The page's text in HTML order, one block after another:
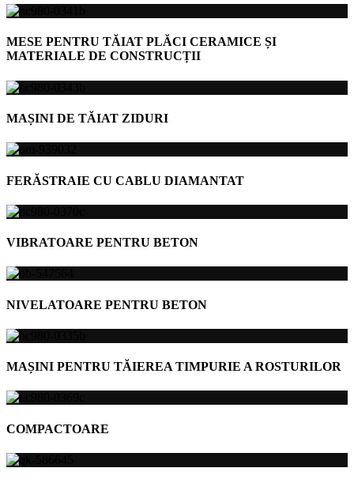
MESE PENTRU TĂIAT PLĂCI CERAMICE ȘI
MATERIALE DE CONSTRUCȚII
MAȘINI DE TĂIAT ZIDURI
FERĂSTRAIE CU CABLU DIAMANTAT
VIBRATOARE PENTRU BETON
NIVELATOARE PENTRU BETON
MAȘINI PENTRU TĂIEREA TIMPURIE A ROSTURILOR
COMPACTOARE